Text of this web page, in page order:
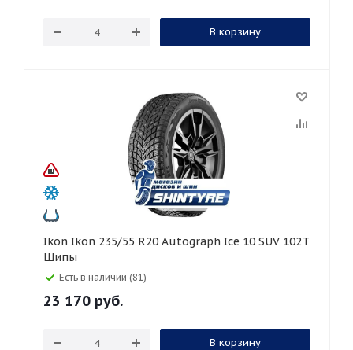
В корзину
Ikon Ikon 235/55 R20 Autograph Ice 10 SUV 102T
Шипы
Есть в наличии (81)
23 170 руб.
В корзину